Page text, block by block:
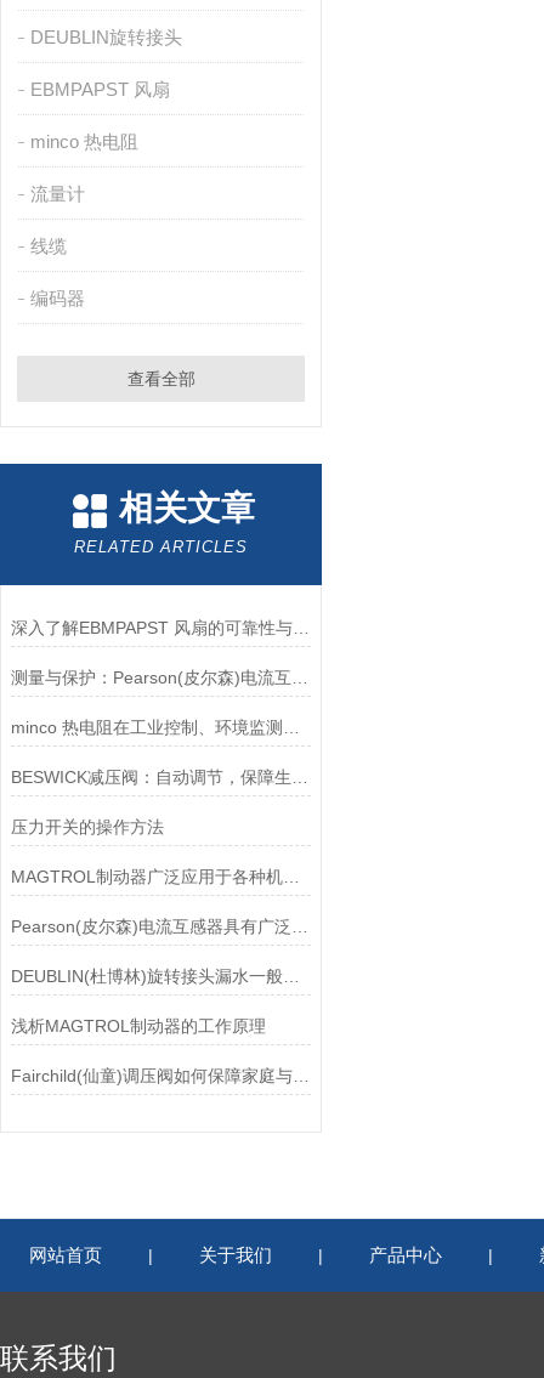
DEUBLIN旋转接头
EBMPAPST 风扇
minco 热电阻
流量计
线缆
编码器
查看全部
相关文章
RELATED ARTICLES
深入了解EBMPAPST 风扇的可靠性与耐用性
压力开关的操作方法
MAGTROL制动器广泛应用于各种机械设备和交通工具中
DEUBLIN(杜博林)旋转接头漏水一般应从以下几个方面来找原因
浅析MAGTROL制动器的工作原理
Fairchild(仙童)调压阀如何保障家庭与工业安全？
网站首页 | 关于我们 | 产品中心 |
联系我们